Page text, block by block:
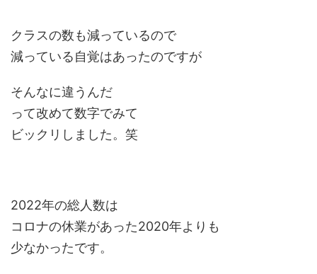
クラスの数も減っているので
減っている自覚はあったのですが
そんなに違うんだ
って改めて数字でみて
ビックリしました。笑
2022年の総人数は
コロナの休業があった2020年よりも
少なかったです。